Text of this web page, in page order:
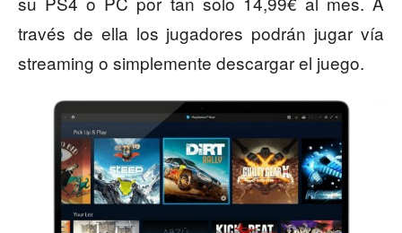
través de ella los jugadores podrán jugar vía
streaming o simplemente descargar el juego.